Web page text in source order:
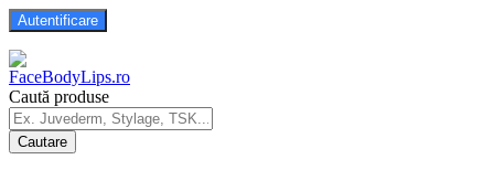
Caută produse